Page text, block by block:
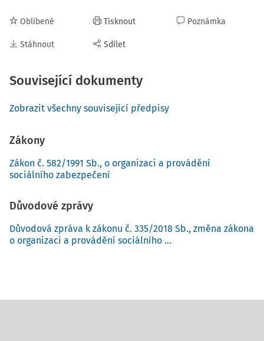
Oblíbené
Stáhnout
Tisknout
Sdílet
Poznámka
Související dokumenty
Zobrazit všechny související předpisy
Zákony
Zákon č. 582/1991 Sb., o organizaci a provádění
sociálního zabezpečení
Důvodové zprávy
Důvodová zpráva k zákonu č. 335/2018 Sb., změna zákona
o organizaci a provádění sociálního ...